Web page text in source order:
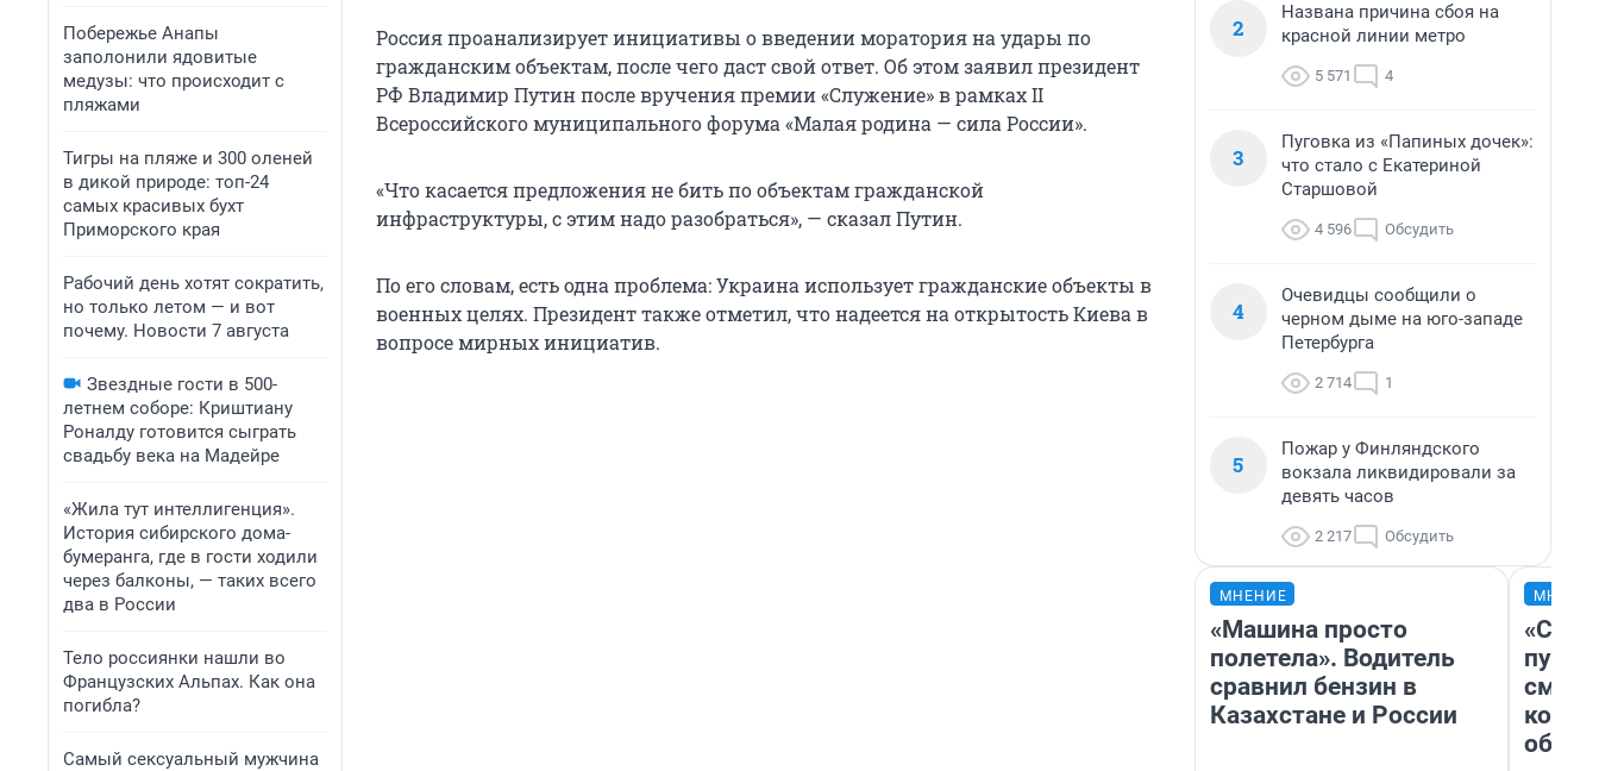
Побережье Анапы
заполонили ядовитые
медузы: что происходит с
пляжами
Тигры на пляже и 300 оленей
в дикой природе: топ-24
самых красивых бухт
Приморского края
Рабочий день хотят сократить,
но только летом — и вот
почему. Новости 7 августа
Звездные гости в 500-
летнем соборе: Криштиану
Роналду готовится сыграть
свадьбу века на Мадейре
«Жила тут интеллигенция».
История сибирского дома-
бумеранга, где в гости ходили
через балконы, — таких всего
два в России
Тело россиянки нашли во
Французских Альпах. Как она
погибла?
Самый сексуальный мужчина
Россия проанализирует инициативы о введении моратория на удары по
гражданским объектам, после чего даст свой ответ. Об этом заявил президент
РФ Владимир Путин после вручения премии «Служение» в рамках II
Всероссийского муниципального форума «Малая родина — сила России».
«Что касается предложения не бить по объектам гражданской
инфраструктуры, с этим надо разобраться», — сказал Путин.
По его словам, есть одна проблема: Украина использует гражданские объекты в
военных целях. Президент также отметил, что надеется на открытость Киева в
вопросе мирных инициатив.
2
Названа причина сбоя на
красной линии метро
5 571 4
3
Пуговка из «Папиных дочек»:
что стало с Екатериной
Старшовой
4 596 Обсудить
4
Очевидцы сообщили о
черном дыме на юго-западе
Петербурга
2 714 1
5
Пожар у Финляндского
вокзала ликвидировали за
девять часов
2 217 Обсудить
МНЕНИЕ
«Машина просто
полетела». Водитель
сравнил бензин в
Казахстане и России